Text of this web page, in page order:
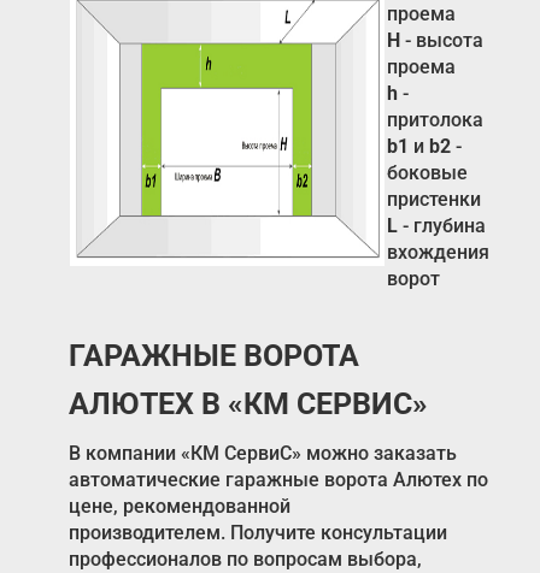
проема
Н- высота
проема
h-
притолока
b1 и b2-
боковые
пристенки
L- глубина
вхождения
ворот
ГАРАЖНЫЕ ВОРОТА
АЛЮТЕХ В «КМ СЕРВИС»
В компании «КМ СервиС» можно заказать
автоматические гаражные ворота Алютех по
цене, рекомендованной
производителем. Получите консультации
профессионалов по вопросам выбора,